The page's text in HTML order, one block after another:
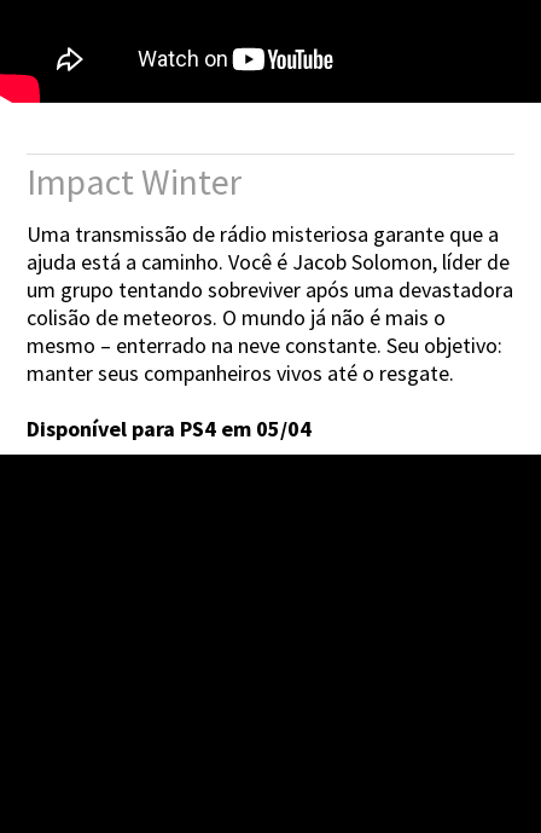
Impact Winter
Uma transmissão de rádio misteriosa garante que a
ajuda está a caminho. Você é Jacob Solomon, líder de
um grupo tentando sobreviver após uma devastadora
colisão de meteoros. O mundo já não é mais o
mesmo – enterrado na neve constante. Seu objetivo:
manter seus companheiros vivos até o resgate.
Disponível para PS4 em 05/04